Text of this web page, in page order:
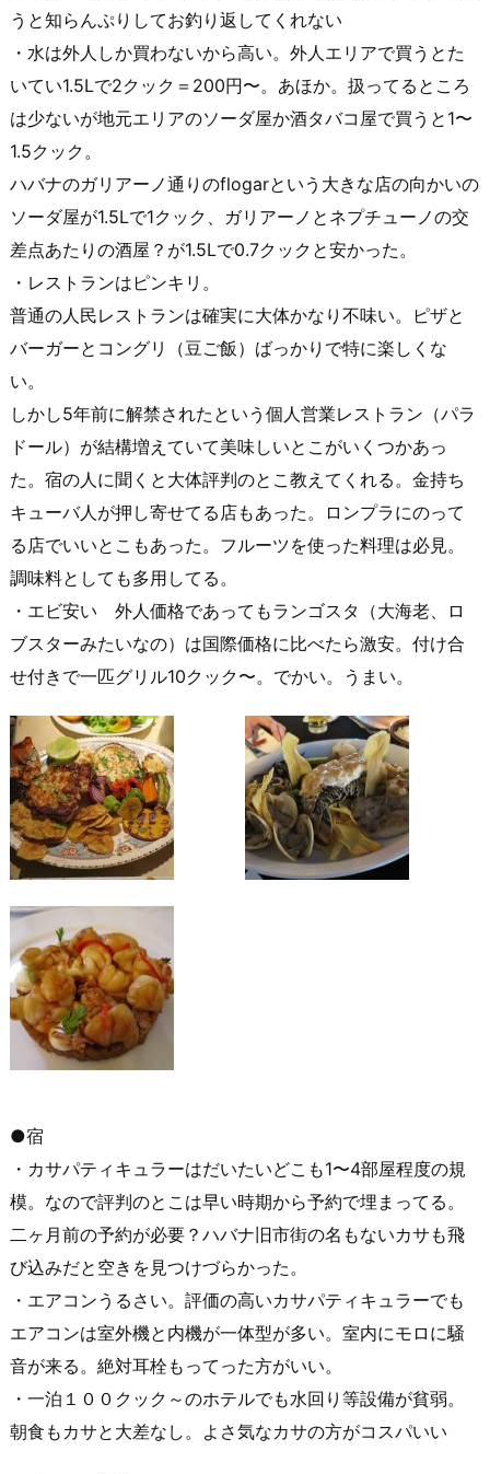
うと知らんぷりしてお釣り返してくれない
・水は外人しか買わないから高い。外人エリアで買うとた
いてい1.5Lで2クック＝200円〜。あほか。扱ってるところ
は少ないが地元エリアのソーダ屋か酒タバコ屋で買うと1〜
1.5クック。
ハバナのガリアーノ通りのflogarという大きな店の向かいの
ソーダ屋が1.5Lで1クック、ガリアーノとネプチューノの交
差点あたりの酒屋？が1.5Lで0.7クックと安かった。
・レストランはピンキリ。
普通の人民レストランは確実に大体かなり不味い。ピザと
バーガーとコングリ（豆ご飯）ばっかりで特に楽しくな
い。
しかし5年前に解禁されたという個人営業レストラン（パラ
ドール）が結構増えていて美味しいとこがいくつかあっ
た。宿の人に聞くと大体評判のとこ教えてくれる。金持ち
キューバ人が押し寄せてる店もあった。ロンプラにのって
る店でいいとこもあった。フルーツを使った料理は必見。
調味料としても多用してる。
・エビ安い 外人価格であってもランゴスタ（大海老、ロ
ブスターみたいなの）は国際価格に比べたら激安。付け合
せ付きで一匹グリル10クック〜。でかい。うまい。
●宿
・カサパティキュラーはだいたいどこも1〜4部屋程度の規
模。なので評判のとこは早い時期から予約で埋まってる。
二ヶ月前の予約が必要？ハバナ旧市街の名もないカサも飛
び込みだと空きを見つけづらかった。
・エアコンうるさい。評価の高いカサパティキュラーでも
エアコンは室外機と内機が一体型が多い。室内にモロに騒
音が来る。絶対耳栓もってった方がいい。
・一泊１００クック～のホテルでも水回り等設備が貧弱。
朝食もカサと大差なし。よさ気なカサの方がコスパいい